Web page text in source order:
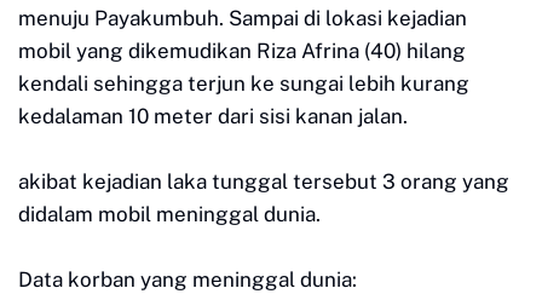
menuju Payakumbuh. Sampai di lokasi kejadian
mobil yang dikemudikan Riza Afrina (40) hilang
kendali sehingga terjun ke sungai lebih kurang
kedalaman 10 meter dari sisi kanan jalan.
akibat kejadian laka tunggal tersebut 3 orang yang
didalam mobil meninggal dunia.
Data korban yang meninggal dunia: